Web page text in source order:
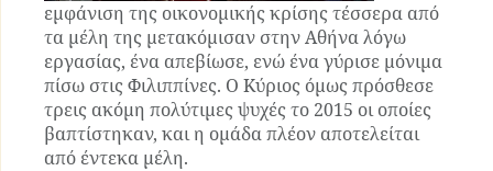
εμφάνιση της οικονομικής κρίσης τέσσερα από
τα μέλη της μετακόμισαν στην Αθήνα λόγω
εργασίας, ένα απεβίωσε, ενώ ένα γύρισε μόνιμα
πίσω στις Φιλιππίνες. Ο Κύριος όμως πρόσθεσε
τρεις ακόμη πολύτιμες ψυχές το 2015 οι οποίες
βαπτίστηκαν, και η ομάδα πλέον αποτελείται
από έντεκα μέλη.